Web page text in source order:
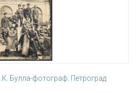
Булла-фотограф. Петроград